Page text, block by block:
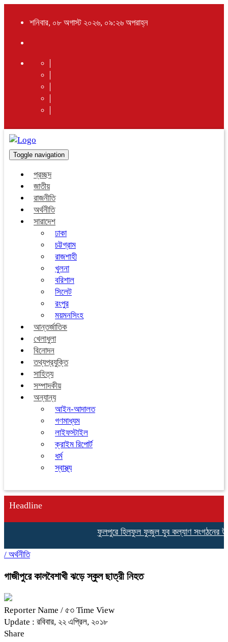
শনিবার, ০৮ অগাস্ট ২০২৬, ০৯:২৬ অপরাহ্ন
Toggle navigation
প্রচ্ছদ
জাতীয়
রাজনীতি
অর্থনীতি
সারাদেশ
ঢাকা
চট্টগ্রাম
রাজশাহী
খুলনা
বরিশাল
সিলেট
রংপুর
ময়মনসিংহ
আন্তর্জাতিক
খেলাধুলা
বিনোদন
তথ্যপ্রযুক্তি
সাহিত্য
সম্পাদকীয়
অন্যান্য
আইন-আদালত
গণমাধ্যম
লাইফস্টাইল
ক্রাইম রিপোর্ট
ধর্ম
স্বাস্থ্য
Headline
ফুলপুরে হিলফুল ফুজুল যুব কল্যাণ সংগঠনের
/ অর্থনীতি
গাজীপুরে কালবৈশাখী ঝড়ে স্কুল ছাত্রী নিহত
Reporter Name / ৫৩ Time View
Update : রবিবার, ২২ এপ্রিল, ২০১৮
Share